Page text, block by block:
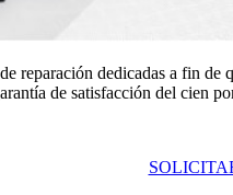
reparación dedicadas a fin
de satisfacción del cien